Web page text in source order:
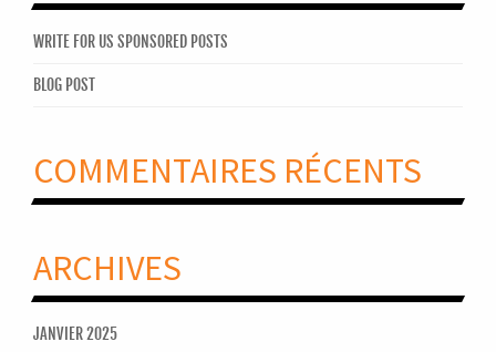
WRITE FOR US SPONSORED POSTS
BLOG POST
COMMENTAIRES RÉCENTS
ARCHIVES
JANVIER 2025